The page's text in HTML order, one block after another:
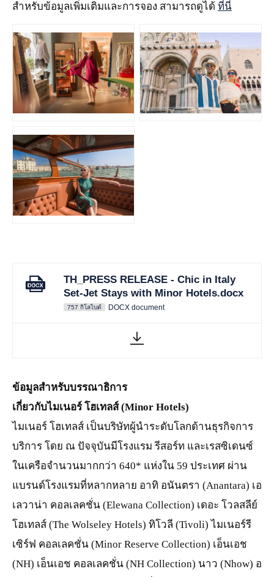
สำหรับข้อมูลเพิ่มเติมและการจอง สามารถดูได้ ที่นี่
JPG JPG
JPG
TH_PRESS RELEASE - Chic in Italy
Set-Jet Stays with Minor Hotels.docx
757 กิโลไบต์ DOCX document
ข้อมูลสำหรับบรรณาธิการ
เกี่ยวกับไมเนอร์ โฮเทลส์ (Minor Hotels)
ไมเนอร์ โฮเทลส์ เป็นบริษัทผู้นำระดับโลกด้านธุรกิจการ
บริการ โดย ณ ปัจจุบันมีโรงแรม รีสอร์ท และเรสซิเดนซ์
ในเครือจำนวนมากกว่า 640* แห่งใน 59 ประเทศ ผ่าน
แบรนด์โรงแรมที่หลากหลาย อาทิ อนันตรา (Anantara) เอ
เลวาน่า คอลเลคชั่น (Elewana Collection) เดอะ โวลสลีย์
โฮเทลส์ (The Wolseley Hotels) ทิโวลี (Tivoli) ไมเนอร์รี
เซิร์ฟ คอลเลคชั่น (Minor Reserve Collection) เอ็นเอช
(NH) เอ็นเอช คอลเลคชั่น (NH Collection) นาว (Nhow) อ